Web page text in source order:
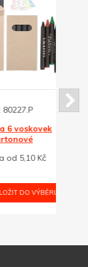
voskovek
5,10 Kč
DO VÝBĚRU
Kód: